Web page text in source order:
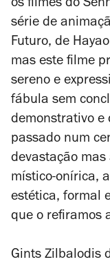
os filmes do
série de
Futuro, de
mas este filme
sereno e
fábula sem
demonstrativo e
passado num
devastação
místico-onírica,
estética, formal
que o refiramos
Gints Zilbalodis